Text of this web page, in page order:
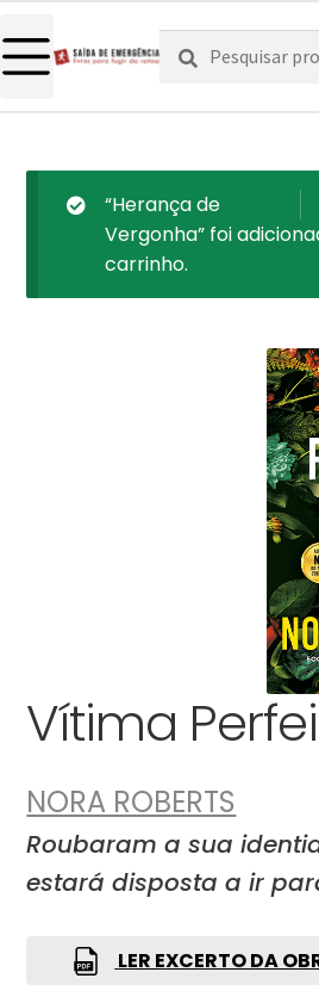
Pesquisar
por:
Pesquisa
“Herança de
Vergonha” foi
carrinho.
Vítima
NORA ROBERTS
Roubaram a sua
estará disposta a ir
LER EXCERTO DA